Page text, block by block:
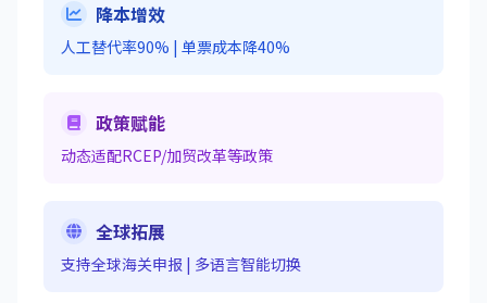
降本增效
人工替代率90% | 单票成本降40%
政策赋能
动态适配RCEP/加贸改革等政策
全球拓展
支持全球海关申报 | 多语言智能切换